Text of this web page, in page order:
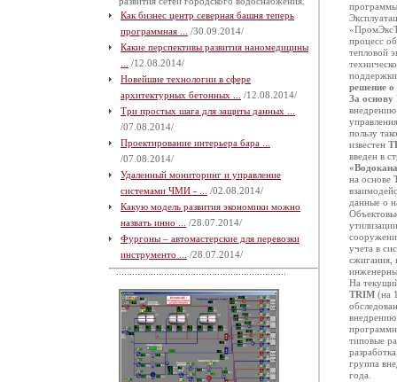
Как бизнес центр северная башня теперь
программная ...
/30.09.2014/
Какие перспективы развития наномедицины
/12.08.2014/
Новейшие технологии в сфере
архитектурных бетонных ...
/12.08.2014/
Три простых шага для защиты данных ...
/07.08.2014/
Проектирование интерьера бара ...
/07.08.2014/
Удаленный мониторинг и управление
системами ЧМИ - ...
/02.08.2014/
Какую модель развития экономики можно
назвать инно ...
/28.07.2014/
Фургоны – автомастерские для перевозки
инструменто ...
/28.07.2014/
процесс
тепловой
решение
За
пользу
известен
введен в
на основе
данные о
учета в
сжигания,
На
TRIM (на
типовые
группа
года.